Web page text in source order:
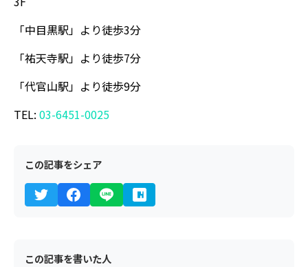
「中目黒駅」より徒歩3分
「祐天寺駅」より徒歩7分
「代官山駅」より徒歩9分
TEL: 03-6451-0025
この記事をシェア
この記事を書いた人